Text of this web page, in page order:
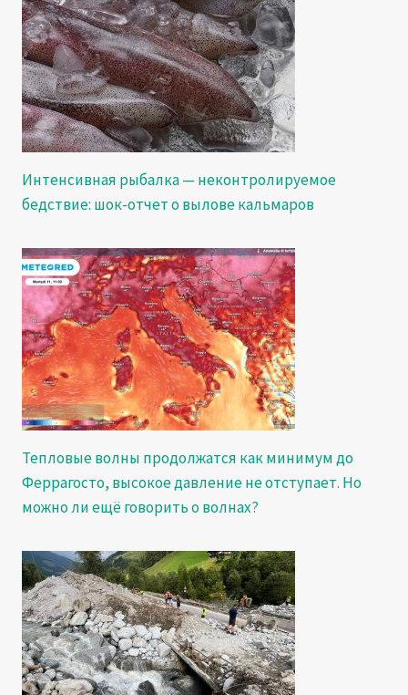
Интенсивная рыбалка — неконтролируемое
бедствие: шок-отчет о вылове кальмаров
Тепловые волны продолжатся как минимум до
Феррагосто, высокое давление не отступает. Но
можно ли ещё говорить о волнах?